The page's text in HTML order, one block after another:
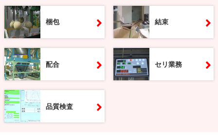
梱包 結束
配合 セリ業務
品質検査